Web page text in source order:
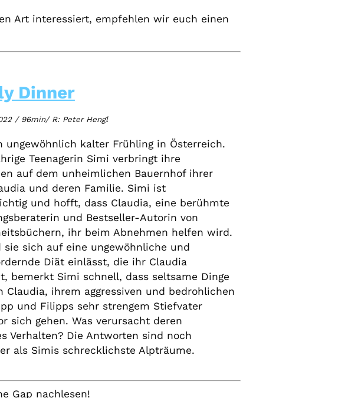
Art interessiert, empfehlen wir euch einen
Dinner
/ 96min/ R: Peter Hengl
ungewöhnlich kalter Frühling in Österreich.
Teenagerin Simi verbringt ihre
auf dem unheimlichen Bauernhof ihrer
und deren Familie. Simi ist
und hofft, dass Claudia, eine berühmte
und Bestseller-Autorin von
ihr beim Abnehmen helfen wird.
sie sich auf eine ungewöhnliche und
Diät einlässt, die ihr Claudia
bemerkt Simi schnell, dass seltsame Dinge
Claudia, ihrem aggressiven und bedrohlichen
und Filipps sehr strengem Stiefvater
sich gehen. Was verursacht deren
Verhalten? Die Antworten sind noch
als Simis schrecklichste Alpträume.
Gap nachlesen!